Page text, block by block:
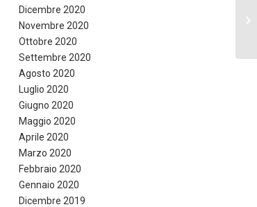
Dicembre 2020
Novembre 2020
Ottobre 2020
Settembre 2020
Agosto 2020
Luglio 2020
Giugno 2020
Maggio 2020
Aprile 2020
Marzo 2020
Febbraio 2020
Gennaio 2020
Dicembre 2019